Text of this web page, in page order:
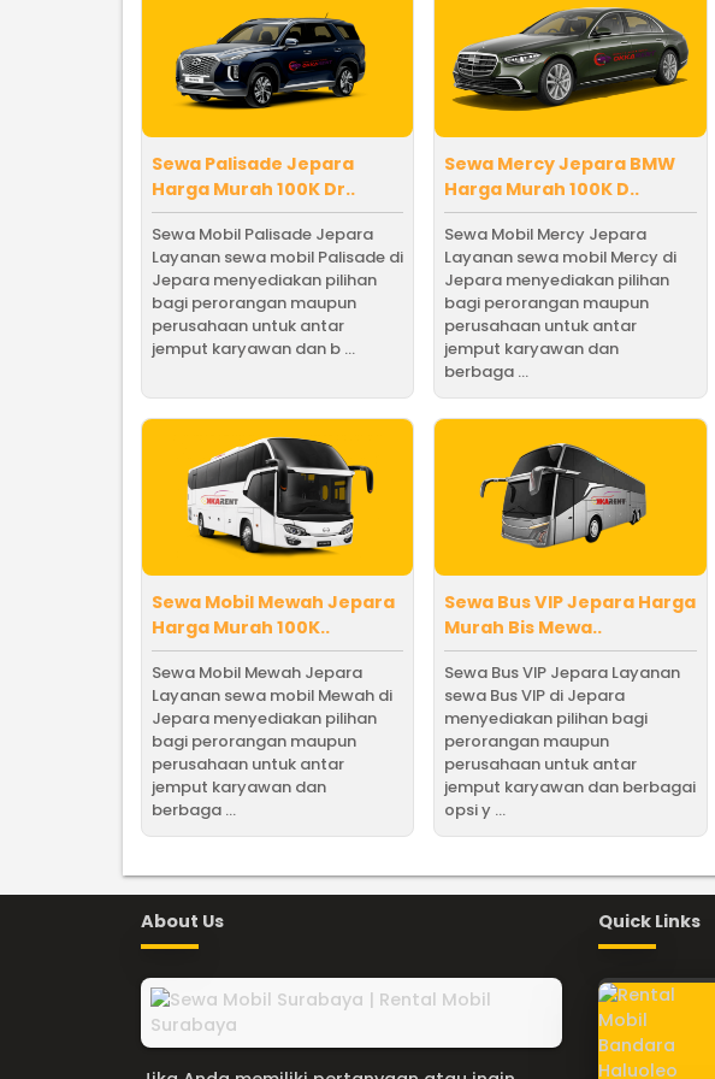
Sewa Palisade Jepara
Harga Murah 100K Dr..
Sewa Mobil Palisade Jepara
Layanan sewa mobil Palisade di
Jepara menyediakan pilihan
bagi perorangan maupun
perusahaan untuk antar
jemput karyawan dan b ...
Sewa Mercy Jepara BMW
Harga Murah 100K D..
Sewa Mobil Mercy Jepara
Layanan sewa mobil Mercy di
Jepara menyediakan pilihan
bagi perorangan maupun
perusahaan untuk antar
jemput karyawan dan
berbaga ...
Sewa Mobil Mewah Jepara
Harga Murah 100K..
Sewa Mobil Mewah Jepara
Layanan sewa mobil Mewah di
Jepara menyediakan pilihan
bagi perorangan maupun
perusahaan untuk antar
jemput karyawan dan
berbaga ...
Sewa Bus VIP Jepara Harga
Murah Bis Mewa..
Sewa Bus VIP Jepara Layanan
sewa Bus VIP di Jepara
menyediakan pilihan bagi
perorangan maupun
perusahaan untuk antar
jemput karyawan dan berbagai
opsi y ...
About Us Quick Links